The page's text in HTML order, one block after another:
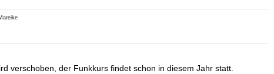
verschoben, der Funkkurs findet schon in diesem Jahr statt.